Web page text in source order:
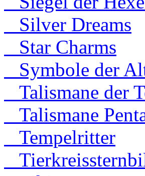
Silver Dreams
Star Charms
Symbole der
Talismane der
Talismane
Tempelritter